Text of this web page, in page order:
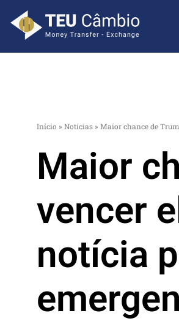
Início » Notícias » Maior chance de
Maior
vencer
notícia